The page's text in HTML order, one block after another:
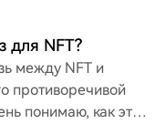
для NFT?
между NFT и
противоречивой
понимаю, как это